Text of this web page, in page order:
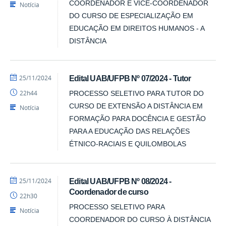
COORDENADOR E VICE-COORDENADOR
DO CURSO DE ESPECIALIZAÇÃO EM
EDUCAÇÃO EM DIREITOS HUMANOS - A
DISTÂNCIA
Notícia
Edital UAB/UFPB Nº 07/2024 - Tutor
PROCESSO SELETIVO PARA TUTOR DO
CURSO DE EXTENSÃO A DISTÂNCIA EM
FORMAÇÃO PARA DOCÊNCIA E GESTÃO
PARA A EDUCAÇÃO DAS RELAÇÕES
ÉTNICO-RACIAIS E QUILOMBOLAS
por
-
SEAD
publicado
25/11/2024
22h44
Notícia
Edital UAB/UFPB Nº 08/2024 -
Coordenador de curso
PROCESSO SELETIVO PARA
COORDENADOR DO CURSO À DISTÂNCIA
por
-
SEAD
publicado
25/11/2024
22h30
Notícia